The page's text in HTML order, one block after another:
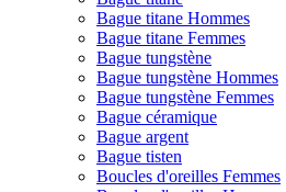
Bague titane Hommes
Bague titane Femmes
Bague tungstène
Bague tungstène Hommes
Bague tungstène Femmes
Bague céramique
Bague argent
Bague tisten
Boucles d'oreilles Femmes